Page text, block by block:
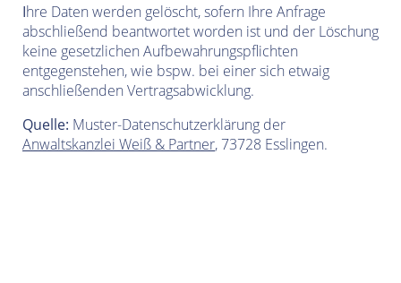
Ihre Daten werden gelöscht, sofern Ihre Anfrage
abschließend beantwortet worden ist und der Löschung
keine gesetzlichen Aufbewahrungspflichten
entgegenstehen, wie bspw. bei einer sich etwaig
anschließenden Vertragsabwicklung.
Quelle: Muster-Datenschutzerklärung der
Anwaltskanzlei Weiß & Partner, 73728 Esslingen.